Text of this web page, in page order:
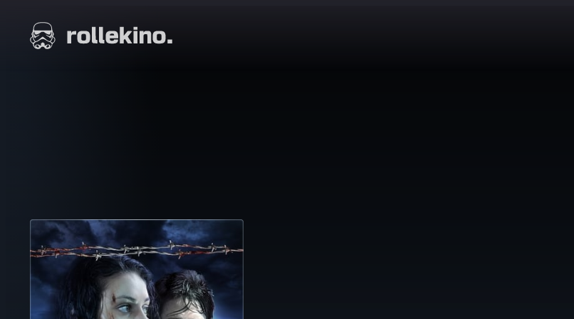
suoraan
sisältöön
Elokuvat ja elokuva-arviot | Rollekino.fi